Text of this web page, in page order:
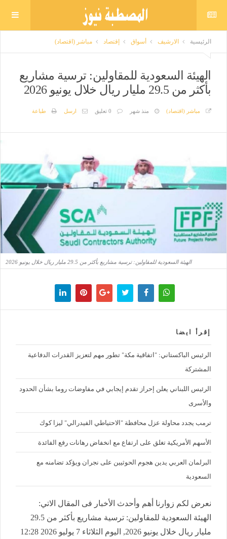
الرئيسية الارشيف أسواق إقتصاد مباشر (اقتصاد)
الهيئة السعودية للمقاولين: ترسية مشاريع
بأكثر من 29.5 مليار ريال خلال يونيو 2026
مباشر (اقتصاد) منذ شهر 0 تعليق ارسل طباعة
الهيئة السعودية للمقاولين: ترسية مشاريع بأكثر من 29.5 مليار ريال خلال يونيو 2026
إقرأ ايضا
الرئيس الباكستاني: "اتفاقية مكة" تطور مهم لتعزيز القدرات الدفاعية
المشتركة
الرئيس اللبناني يعلن إحراز تقدم إيجابي في مفاوضات روما بشأن الحدود
والأسرى
ترمب يجدد محاولة عزل محافظة "الاحتياطي الفيدرالي" ليزا كوك
الأسهم الأمريكية تغلق على ارتفاع مع انخفاض رهانات رفع الفائدة
البرلمان العربي يدين هجوم الحوثيين على نجران ويؤكد تضامنه مع
السعودية
نعرض لكم زوارنا أهم وأحدث الأخبار فى المقال الاتي:
الهيئة السعودية للمقاولين: ترسية مشاريع بأكثر من 29.5
مليار ريال خلال يونيو 2026, اليوم الثلاثاء 7 يوليو 2026 12:28